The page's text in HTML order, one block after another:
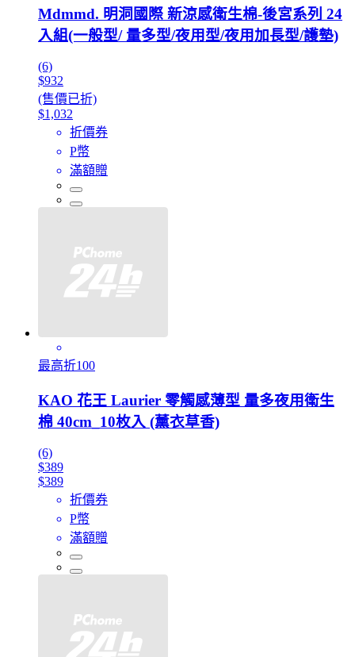
Mdmmd. 明洞國際 新涼感衛生棉-後宮系列 24
入組(一般型/ 量多型/夜用型/夜用加長型/護墊)
(6)
$932
(售價已折)
$1,032
折價券
P幣
滿額贈
最高折100
KAO 花王 Laurier 零觸感薄型 量多夜用衛生
棉 40cm_10枚入 (薰衣草香)
(6)
$389
$389
折價券
P幣
滿額贈